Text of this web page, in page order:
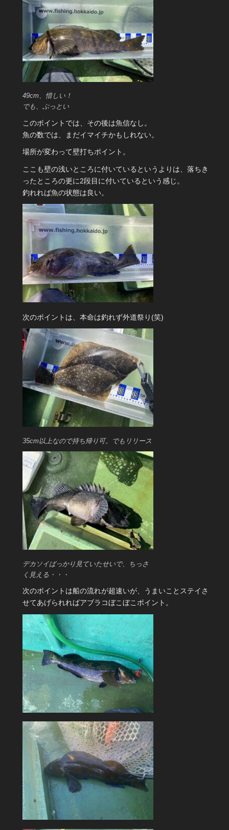
49cm、惜しい！
でも、ぶっとい
このポイントでは、その後は魚信なし。
魚の数では、まだイマイチかもしれない。
場所が変わって壁打ちポイント。
ここも壁の浅いところに付いているというよりは、落ちき
ったところの更に2段目に付いているという感じ。
釣れれば魚の状態は良い。
次のポイントは、本命は釣れず外道祭り(笑)
35cm以上なので持ち帰り可。でもリリース
デカソイばっかり見ていたせいで、ちっさ
く見える・・・
次のポイントは船の流れが超速いが、うまいことステイさ
せてあげられればアブラコぼこぼこポイント。